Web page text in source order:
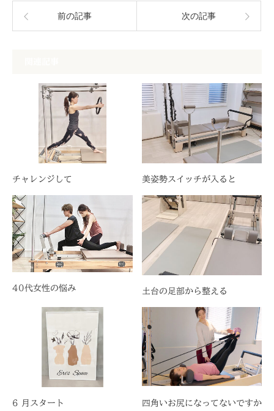
前の記事 次の記事
チャレンジして 美姿勢スイッチが入ると
40代女性の悩み 土台の足部から整える
6 月スタート 四角いお尻になってないですか